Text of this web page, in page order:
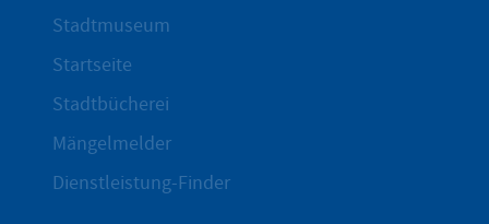
Stadtmuseum
Startseite
Stadtbücherei
Mängelmelder
Dienstleistung-Finder